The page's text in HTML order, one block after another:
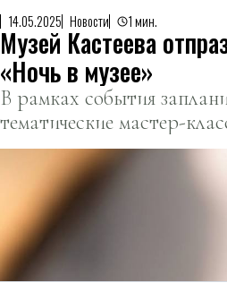
14.05.2025 Новости 1 мин.
Музей Кастеева
«Ночь в музее»
В рамках события
тематические мастер-